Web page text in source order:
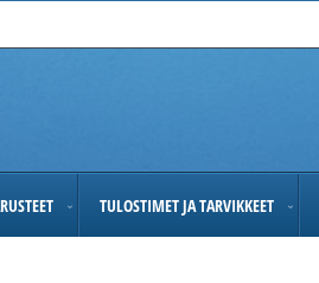
TULOSTIMET JA TARVIKKEET